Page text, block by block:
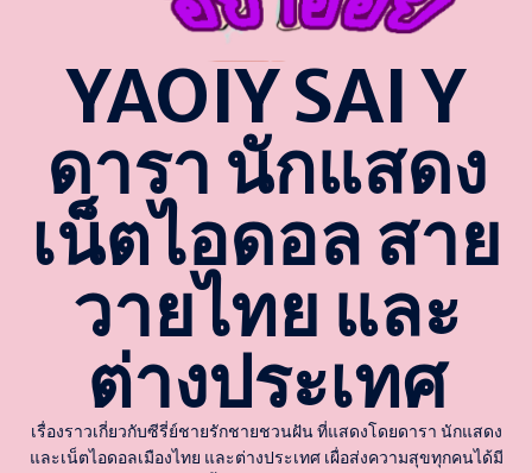
YAOIY SAI Y
ดารา นักแสดง
เน็ตไอดอล สาย
วายไทย และ
ต่างประเทศ
เรื่องราวเกี่ยวกับซีรี่ย์ชายรักชายชวนฝัน ที่แสดงโดยดารา นักแสดง
และเน็ตไอดอลเมืองไทย และต่างประเทศ เผื่อส่งความสุขทุกคนได้มี